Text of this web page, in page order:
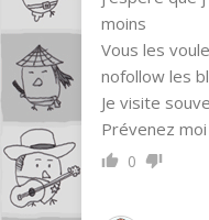
moins
Vous les
nofollow les
Je visite
Prévenez
0